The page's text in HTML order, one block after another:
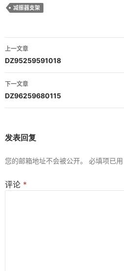
减振器支架
文
章
导
航
上一文章
DZ95259591018
下一文章
DZ96259680115
发表回复
您的邮箱地址不会被公开。 必填项已用
评论 *